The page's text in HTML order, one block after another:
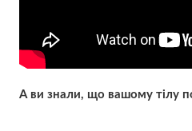
А ви знали, що вашому тілу